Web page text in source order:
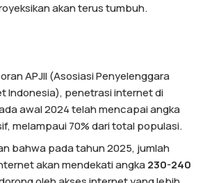
akan terus tumbuh.
APJII (Asosiasi Penyelenggara
Indonesia), penetrasi internet di
awal 2024 telah mencapai angka
melampaui 70% dari total populasi.
bahwa pada tahun 2025, jumlah
akan mendekati angka 230-240